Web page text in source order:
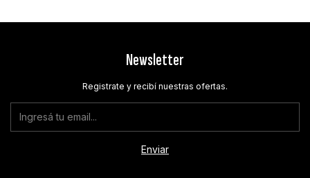
Newsletter
Registrate y recibí nuestras ofertas.